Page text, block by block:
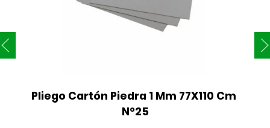
Pliego Cartón Piedra 1 Mm 77X110 Cm
N°25